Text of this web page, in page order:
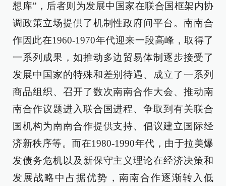
想库”，后者则为发展中国家在联合国框架内协
调政策立场提供了机制性政府间平台。南南合
作因此在1960-1970年代迎来一段高峰，取得了
一系列成果，如推动多边贸易体制逐步接受了
发展中国家的特殊和差别待遇、成立了一系列
商品组织、召开了数次南南合作大会、推动南
南合作议题进入联合国进程、争取到有关联合
国机构为南南合作提供支持、倡议建立国际经
济新秩序等。而在1980-1990年代，由于拉美爆
发债务危机以及新保守主义理论在经济决策和
发展战略中占据优势，南南合作逐渐转入低